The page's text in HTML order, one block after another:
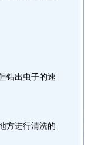
钻出虫子的速
方进行清洗的